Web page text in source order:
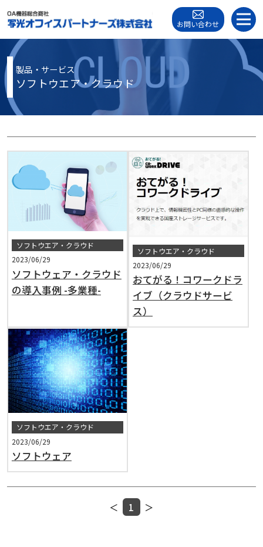
お問い合わせ
製品・サービス
ソフトウエア・クラウド
ソフトウエア・クラウド
2023/06/29
ソフトウェア・クラウド
の導入事例 -多業種-
ソフトウエア・クラウド
2023/06/29
おてがる！コワークドラ
イブ（クラウドサービ
ス）
ソフトウエア・クラウド
2023/06/29
ソフトウェア
＜ 1 ＞